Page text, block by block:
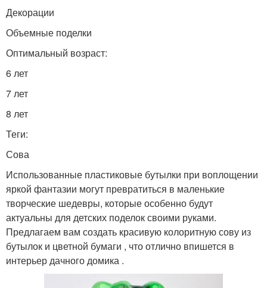
Декорации
Объемные поделки
Оптимальный возраст:
6 лет
7 лет
8 лет
Теги:
Сова
Использованные пластиковые бутылки при воплощении
яркой фантазии могут превратиться в маленькие
творческие шедевры, которые особенно будут
актуальны для детских поделок своими руками.
Предлагаем вам создать красивую колоритную сову из
бутылок и цветной бумаги , что отлично впишется в
интерьер дачного домика .